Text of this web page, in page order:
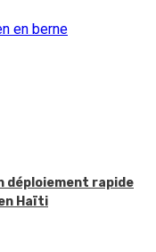
en berne
déploiement rapide
Haïti